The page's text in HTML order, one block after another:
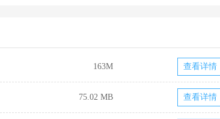
163M 查看详情
75.02 MB 查看详情